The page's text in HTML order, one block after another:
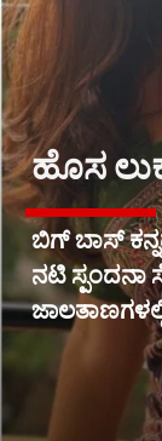
ಹೊಸ
ಬಿಗ್ ಬಾಸ್
ನಟಿ